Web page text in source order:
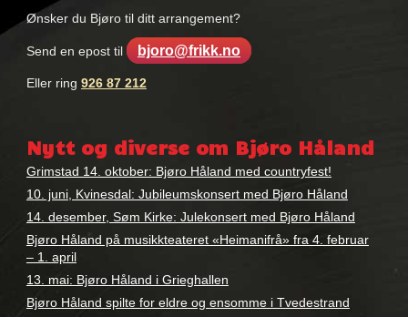
Ønsker du Bjøro til ditt arrangement?
Send en epost til bjoro@frikk.no
Eller ring 926 87 212
håland
Nytt og diverse om Bjøro Håland
Grimstad 14. oktober: Bjøro Håland med countryfest!
10. juni, Kvinesdal: Jubileumskonsert med Bjøro Håland
14. desember, Søm Kirke: Julekonsert med Bjøro Håland
Bjøro Håland på musikkteateret «Heimanifrå» fra 4. februar
– 1. april
13. mai: Bjøro Håland i Grieghallen
Bjøro Håland spilte for eldre og ensomme i Tvedestrand